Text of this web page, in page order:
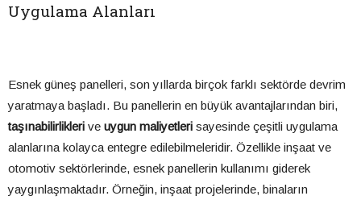
Uygulama Alanları
Esnek güneş panelleri, son yıllarda birçok farklı sektörde devrim
yaratmaya başladı. Bu panellerin en büyük avantajlarından biri,
taşınabilirlikleri ve uygun maliyetleri sayesinde çeşitli uygulama
alanlarına kolayca entegre edilebilmeleridir. Özellikle inşaat ve
otomotiv sektörlerinde, esnek panellerin kullanımı giderek
yaygınlaşmaktadır. Örneğin, inşaat projelerinde, binaların